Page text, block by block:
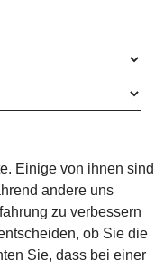
Einige von ihnen sind
andere uns
zu verbessern
ob Sie die
Sie, dass bei einer